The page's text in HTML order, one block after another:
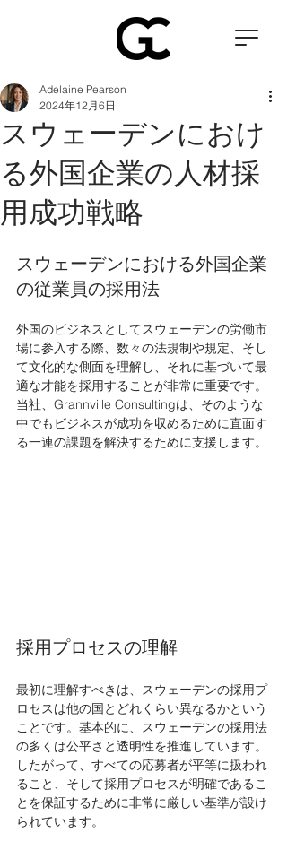
スウェーデンにおけ
る外国企業の人材採
用成功戦略
Adelaine Pearson
2024年12月6日
スウェーデンにおける外国企業
の従業員の採用法
外国のビジネスとしてスウェーデンの労働市
場に参入する際、数々の法規制や規定、そし
て文化的な側面を理解し、それに基づいて最
適な才能を採用することが非常に重要です。
当社、Grannville Consultingは、そのような
中でもビジネスが成功を収めるために直面す
る一連の課題を解決するために支援します。
採用プロセスの理解
最初に理解すべきは、スウェーデンの採用プ
ロセスは他の国とどれくらい異なるかという
ことです。基本的に、スウェーデンの採用法
の多くは公平さと透明性を推進しています。
したがって、すべての応募者が平等に扱われ
ること、そして採用プロセスが明確であるこ
とを保証するために非常に厳しい基準が設け
られています。